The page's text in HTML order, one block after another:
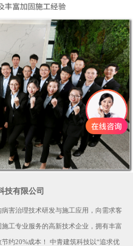
技有限公司
害治理技术研发与施工应用，向需求客
工专业服务的高新技术企业，拥有丰富
约20%成本！ 中青建筑科技以“追求优